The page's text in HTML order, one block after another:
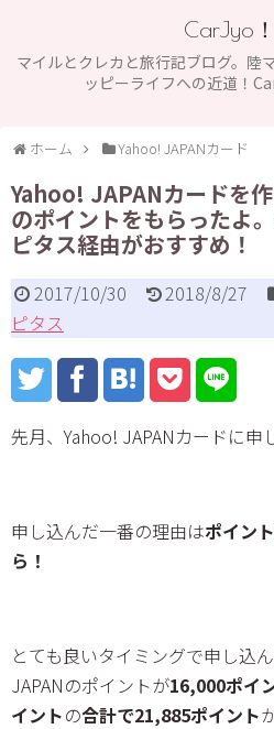
CarJyo！
マイルとクレカと旅行記ブログ。陸
ッピーライフへの近道！
ホーム Yahoo! JAPANカード
Yahoo! JAPANカードを
のポイントをもらったよ
ピタス経由がおすすめ！
2017/10/30 2018/8/27
ピタス
先月、Yahoo! JAPANカードに申
申し込んだ一番の理由はポイン
ら！
とても良いタイミングで申し込
JAPANのポイントが16,000ポイ
イントの合計で21,885ポイント